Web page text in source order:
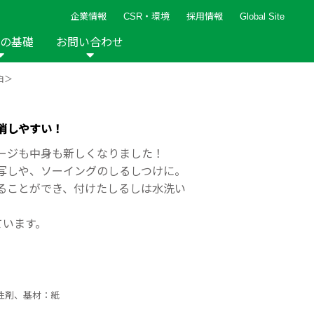
企業情報 CSR・環境 採用情報 Global Site
ルト
ど
手芸用品
ッズ ペーパークラフト
基礎 お問い合わせ
＞
しやすい！
も中身も新しくなりました！
や、ソーイングのしるしつけに。
ことができ、付けたしるしは水洗い
ます。
剤、基材：紙